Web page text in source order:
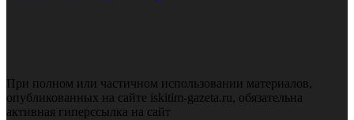
При полном или частичном использовании материалов,
опубликованных на сайте iskitim-gazeta.ru, обязательна
активная гиперссылка на сайт